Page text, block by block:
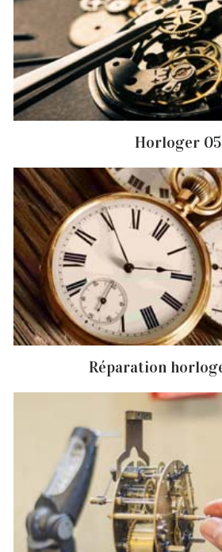
Horloger 05
Réparation